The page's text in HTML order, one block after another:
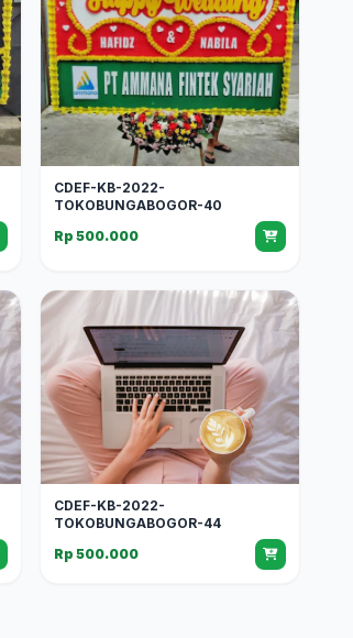
CDEF-KB-2022-
TOKOBUNGABOGOR-40
Rp 500.000
CDEF-KB-2022-
TOKOBUNGABOGOR-44
Rp 500.000